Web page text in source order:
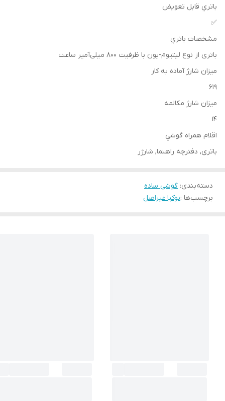
باتري قابل تعويض
✅
مشخصات باتري
باتری از نوع لیتیوم-یون با ظرفیت ۸۰۰ میلی‌آمپر ساعت
ميزان شارژ آماده به کار
۶۱۹
ميزان شارژ مکالمه
۱۴
اقلام همراه گوشي
باتری, دفترچه‌ راهنما, شارژر
دسته‌بندی: گوشی ساده
برچسب‌ها :نوکیا غیراصل